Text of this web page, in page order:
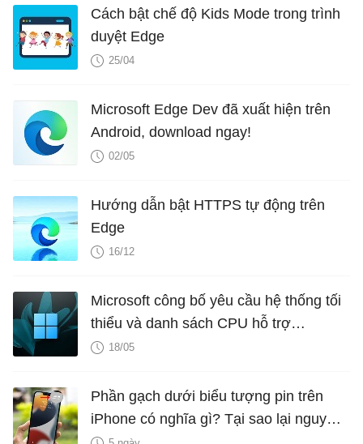
Cách bật chế độ Kids Mode trong trình
duyệt Edge
25/04
Microsoft Edge Dev đã xuất hiện trên
Android, download ngay!
02/05
Hướng dẫn bật HTTPS tự động trên
Edge
16/12
Microsoft công bố yêu cầu hệ thống tối
thiểu và danh sách CPU hỗ trợ
Windows 11 LTSC 2024
18/05
Phần gạch dưới biểu tượng pin trên
iPhone có nghĩa gì? Tại sao lại nguy